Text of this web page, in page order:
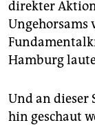
direkter
Ungehorsams
Hamburg
Und an dieser
hin geschaut